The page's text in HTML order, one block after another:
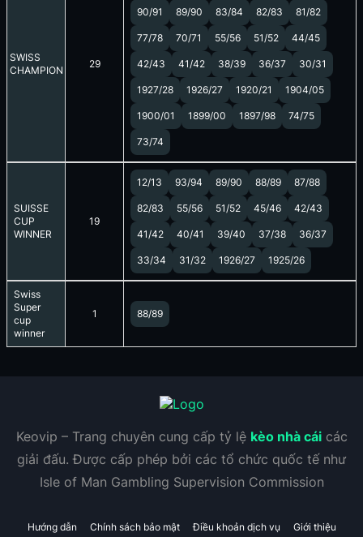
SWISS
CHAMPION
29
90/91 89/90 83/84 82/83 81/82
77/78 70/71 55/56 51/52 44/45
42/43 41/42 38/39 36/37 30/31
1927/28 1926/27 1920/21 1904/05
1900/01 1899/00 1897/98 74/75
73/74
SUISSE
CUP
WINNER
19
12/13 93/94 89/90 88/89 87/88
82/83 55/56 51/52 45/46 42/43
41/42 40/41 39/40 37/38 36/37
33/34 31/32 1926/27 1925/26
Swiss
Super
cup
winner
1 88/89
Keovip – Trang chuyên cung cấp tỷ lệ kèo nhà cáicác
giải đấu. Được cấp phép bởi các tổ chức quốc tế như
Isle of Man Gambling Supervision Commission
Hướng dẫn Chính sách bảo mật Điều khoản dịch vụ Giới thiệu